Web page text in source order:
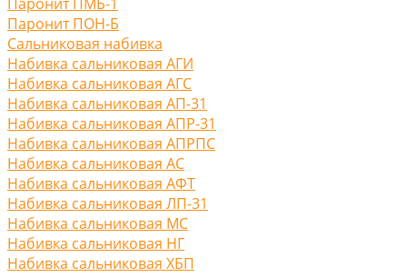
Паронит ПОН-Б
Сальниковая набивка
Набивка сальниковая АГИ
Набивка сальниковая АГС
Набивка сальниковая АП-31
Набивка сальниковая АПР-31
Набивка сальниковая АПРПС
Набивка сальниковая АС
Набивка сальниковая АФТ
Набивка сальниковая ЛП-31
Набивка сальниковая МС
Набивка сальниковая НГ
Набивка сальниковая ХБП